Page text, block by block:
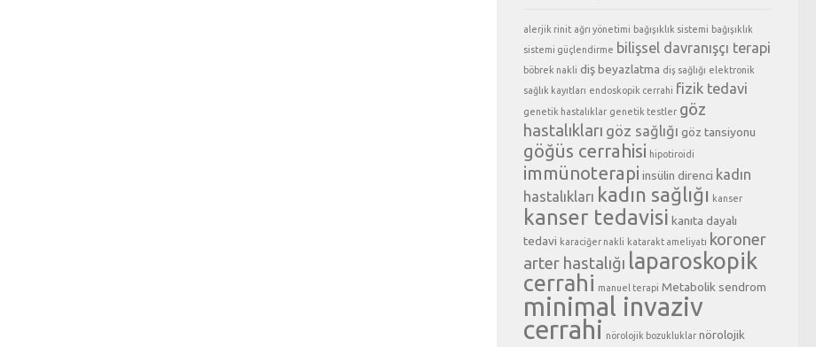
alerjik rinit ağrı yönetimi bağışıklık sistemi bağışıklık
sistemi güçlendirme bilişsel davranışçı terapi
böbrek nakli diş beyazlatma diş sağlığı elektronik
sağlık kayıtları endoskopik cerrahi fizik tedavi
genetik hastalıklar genetik testler göz
hastalıkları göz sağlığı göz tansiyonu
göğüs cerrahisi hipotiroidi
immünoterapi insülin direnci kadın
hastalıkları kadın sağlığı kanser
kanser tedavisi kanıta dayalı
tedavi karaciğer nakli katarakt ameliyatı koroner
arter hastalığı laparoskopik
cerrahi manuel terapi Metabolik sendrom
minimal invaziv
cerrahi nörolojik bozukluklar nörolojik